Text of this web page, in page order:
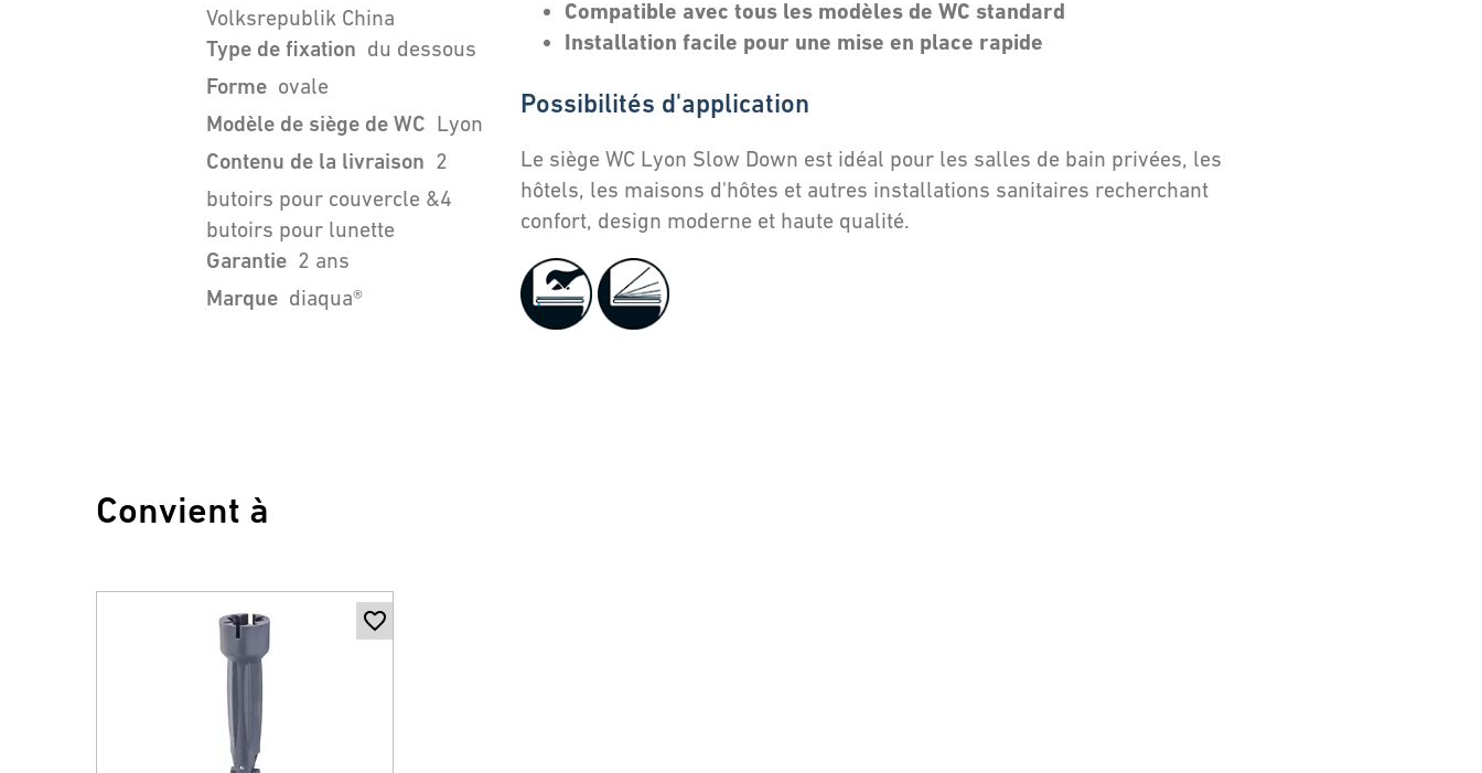
Volksrepublik China
Type de fixation du dessous
Forme ovale
Modèle de siège de WC Lyon
Contenu de la livraison 2
butoirs pour couvercle &4
butoirs pour lunette
Garantie 2 ans
Marque diaqua®
Compatible avec tous les modèles de WC standard
Installation facile pour une mise en place rapide
Possibilités d'application
Le siège WC Lyon Slow Down est idéal pour les salles de bain privées, les
hôtels, les maisons d'hôtes et autres installations sanitaires recherchant
confort, design moderne et haute qualité.
Convient à